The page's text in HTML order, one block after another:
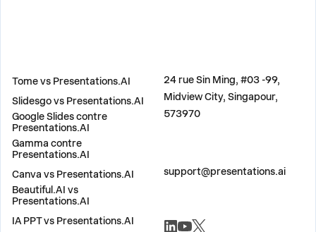
Tome vs Presentations.AI
Slidesgo vs Presentations.AI
Google Slides contre
Presentations.AI
Gamma contre
Presentations.AI
Canva vs Presentations.AI
Beautiful.AI vs
Presentations.AI
IA PPT vs Presentations.AI
24 rue Sin Ming, #03 -99,
Midview City, Singapour,
573970
support@presentations.ai